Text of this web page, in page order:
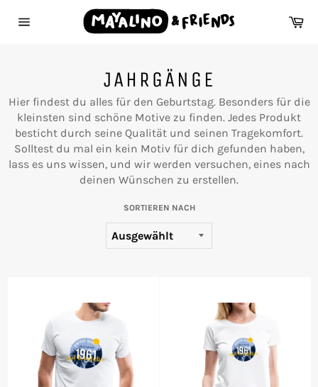
zum
Seitennavigation
JAHRGÄNGE
Hier findest du alles für den Geburtstag. Besonders für die
kleinsten sind schöne Motive zu finden. Jedes Produkt
besticht durch seine Qualität und seinen Tragekomfort.
Solltest du mal ein kein Motiv für dich gefunden haben,
lass es uns wissen, und wir werden versuchen, eines nach
deinen Wünschen zu erstellen.
SORTIEREN NACH